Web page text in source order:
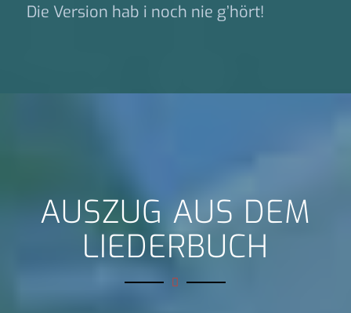
Die Version hab i noch nie g’hört!
AUSZUG AUS DEM
LIEDERBUCH